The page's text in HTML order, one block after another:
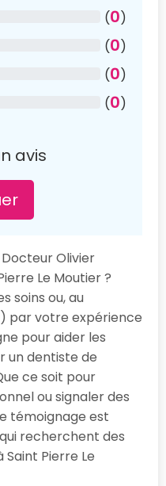
(0)
(0)
(0)
(0)
avis
Olivier
Le Moutier ?
soins ou, au
par votre expérience
pour aider les
un dentiste de
ce soit pour
ou signaler des
témoignage est
recherchent des
Pierre Le